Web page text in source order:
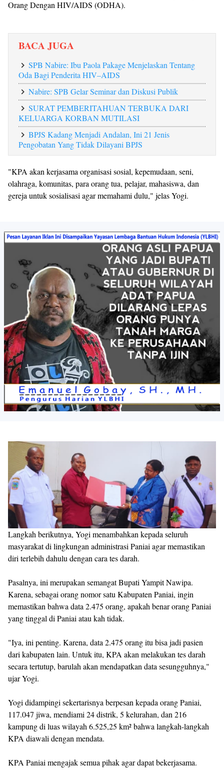
Orang Dengan HIV/AIDS (ODHA).
BACA JUGA
SPB Nabire: Ibu Paola Pakage Menjelaskan Tentang
Oda Bagi Penderita HIV–AIDS
Nabire: SPB Gelar Seminar dan Diskusi Publik
SURAT PEMBERITAHUAN TERBUKA DARI
KELUARGA KORBAN MUTILASI
BPJS Kadang Menjadi Andalan, Ini 21 Jenis
Pengobatan Yang Tidak Dilayani BPJS
"KPA akan kerjasama organisasi sosial, kepemudaan, seni,
olahraga, komunitas, para orang tua, pelajar, mahasiswa, dan
gereja untuk sosialisasi agar memahami dulu," jelas Yogi.
Langkah berikutnya, Yogi menambahkan kepada seluruh
masyarakat di lingkungan administrasi Paniai agar memastikan
diri terlebih dahulu dengan cara tes darah.
Pasalnya, ini merupakan semangat Bupati Yampit Nawipa.
Karena, sebagai orang nomor satu Kabupaten Paniai, ingin
memastikan bahwa data 2.475 orang, apakah benar orang Paniai
yang tinggal di Paniai atau kah tidak.
"Iya, ini penting. Karena, data 2.475 orang itu bisa jadi pasien
dari kabupaten lain. Untuk itu, KPA akan melakukan tes darah
secara tertutup, barulah akan mendapatkan data sesungguhnya,"
ujar Yogi.
Yogi didampingi sekertarisnya berpesan kepada orang Paniai,
117.047 jiwa, mendiami 24 distrik, 5 kelurahan, dan 216
kampung di luas wilayah 6.525,25 km² bahwa langkah-langkah
KPA diawali dengan mendata.
KPA Paniai mengajak semua pihak agar dapat bekerjasama.